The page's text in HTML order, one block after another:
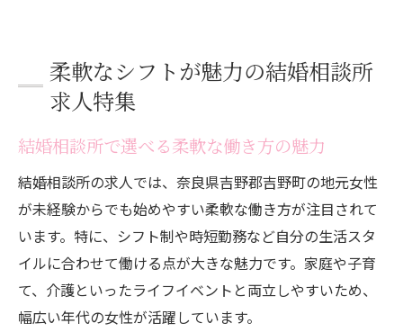
柔軟なシフトが魅力の結婚相談所
求人特集
結婚相談所で選べる柔軟な働き方の魅力
結婚相談所の求人では、奈良県吉野郡吉野町の地元女性
が未経験からでも始めやすい柔軟な働き方が注目されて
います。特に、シフト制や時短勤務など自分の生活スタ
イルに合わせて働ける点が大きな魅力です。家庭や子育
て、介護といったライフイベントと両立しやすいため、
幅広い年代の女性が活躍しています。